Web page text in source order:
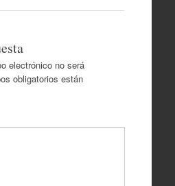
electrónico no será
obligatorios están